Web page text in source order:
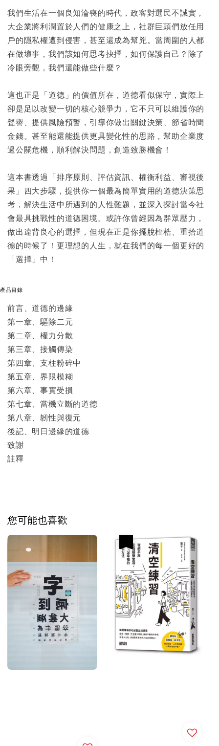
我們生活在一個良知淪喪的時代，政客對選民不誠實，
大企業將利潤置於人們的健康之上，社群巨頭們放任用
戶的隱私權遭到侵害，甚至還成為幫兇。當周圍的人都
在做壞事，我們該如何思考抉擇，如何保護自己？除了
冷眼旁觀，我們還能做些什麼？
這也正是「道德」的價值所在，道德看似保守，實際上
卻是足以改變一切的核心競爭力，它不只可以維護你的
聲譽、提供風險預警，引導你做出關鍵決策、節省時間
金錢。甚至能還能提供更具變化性的思路，幫助企業度
過公關危機，順利解決問題，創造致勝機會！
這本書透過「排序原則、評估資訊、權衡利益、審視後
果」四大步驟，提供你一個最為簡單實用的道德決策思
考，解決生活中所遇到的人性難題，並深入探討當今社
會最具挑戰性的道德困境。或許你曾經因為群眾壓力，
做出違背良心的選擇，但現在正是你擺脫桎梏、重拾道
德的時候了！更理想的人生，就在我們的每一個更好的
「選擇」中！
產品目錄
前言、道德的邊緣
第一章、驅除二元
第二章、權力分散
第三章、接觸傳染
第四章、支柱粉碎中
第五章、界限模糊
第六章、事實受損
第七章、當機立斷的道德
第八章、韌性與復元
後記、明日邊緣的道德
致謝
註釋
您可能也喜歡